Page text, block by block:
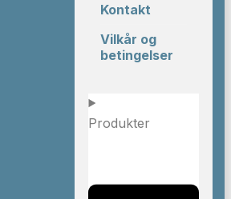
Kontakt
Vilkår og
betingelser
Produkter